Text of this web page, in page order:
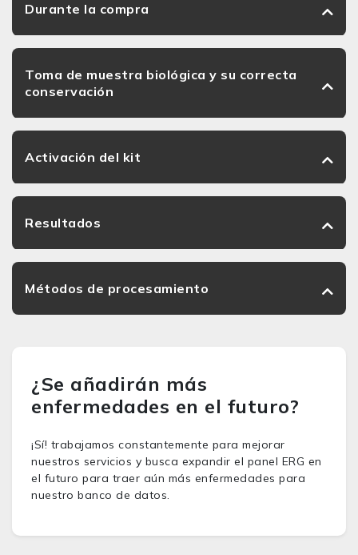
Durante la compra
Toma de muestra biológica y su correcta
conservación
Activación del kit
Resultados
Métodos de procesamiento
¿Se añadirán más
enfermedades en el futuro?
¡Sí! trabajamos constantemente para mejorar
nuestros servicios y busca expandir el panel ERG en
el futuro para traer aún más enfermedades para
nuestro banco de datos.